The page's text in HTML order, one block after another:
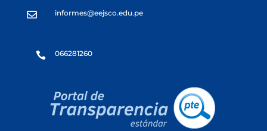
 informes@eejsco.edu.pe
 066281260